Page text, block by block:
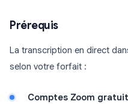
Prérequis
La transcription en direct
selon votre forfait :
Comptes Zoom